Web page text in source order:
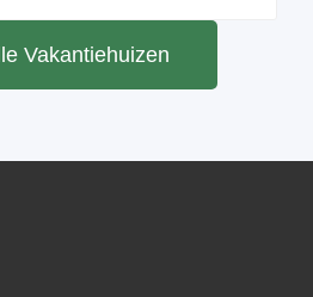
Vakantiehuizen